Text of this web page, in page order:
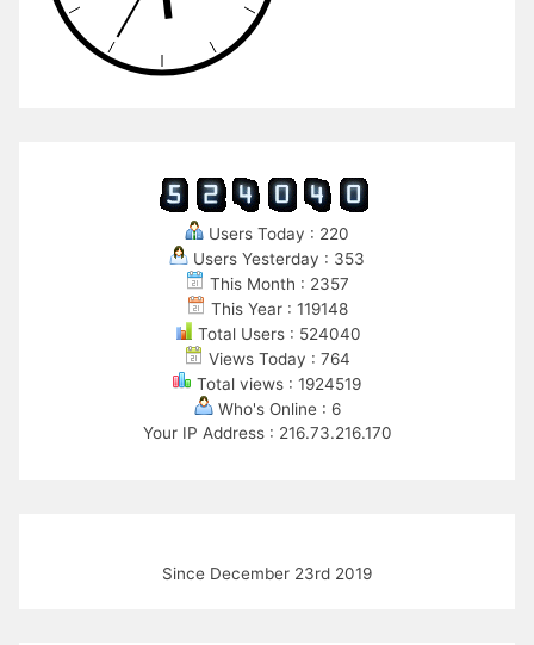
Users Today : 220
Users Yesterday : 353
This Month : 2357
This Year : 119148
Total Users : 524040
Views Today : 764
Total views : 1924519
Who's Online : 6
Your IP Address : 216.73.216.170
Since December 23rd 2019